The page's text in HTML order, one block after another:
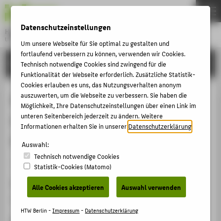
Hochschule für Technik und Wirtschaft Berlin
University of Applied Sciences
Menu
FORSCHUNG
Alles muss raus?! Aktuelle und
zukünftige Herausforderungen
musealer Sammlungen
Veranstaltungsorganisation › Konferenz › 2023
Veranstaltungsort, Datum
HTW Berlin, 10.02.2023
THEMEN
HOCHSCHULE
CAMPUS
STUDIUM
LEHRE
KARRIERE
INTERNATIONAL
INFORMATIONEN FÜR
Datenschutzeinstellungen
Um unsere Webseite für Sie optimal zu gestalten und
fortlaufend verbessern zu können, verwenden wir Cookies.
Technisch notwendige Cookies sind zwingend für die
Funktionalität der Webseite erforderlich. Zusätzliche Statistik-
Cookies erlauben es uns, das Nutzungsverhalten anonym
auszuwerten, um die Webseite zu verbessern. Sie haben die
Möglichkeit, Ihre Datenschutzeinstellungen über einen Link im
unteren Seitenbereich jederzeit zu ändern. Weitere
Informationen erhalten Sie in unsererDatenschutzerklärung
Auswahl:
Technisch notwendige Cookies
Statistik-Cookies (Matomo)
Alle Cookies akzeptieren Auswahl verwenden
HTW Berlin -Impressum- Datenschutzerklärung